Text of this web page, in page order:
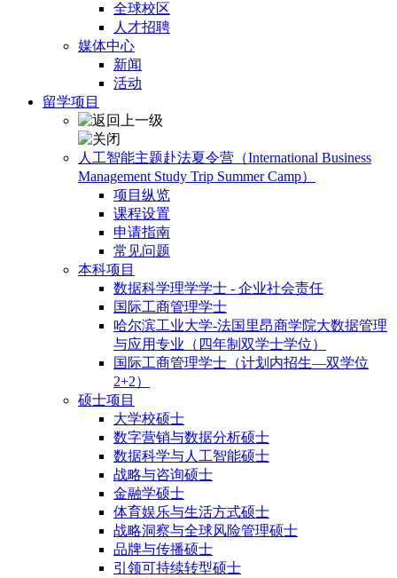
全球校区
人才招聘
媒体中心
新闻
活动
留学项目
人工智能主题赴法夏令营（International Business
Management Study Trip Summer Camp）
项目纵览
课程设置
申请指南
常见问题
本科项目
数据科学理学学士 - 企业社会责任
国际工商管理学士
哈尔滨工业大学-法国里昂商学院大数据管理
与应用专业（四年制双学士学位）
国际工商管理学士（计划内招生—双学位
2+2）
硕士项目
大学校硕士
数字营销与数据分析硕士
数据科学与人工智能硕士
战略与咨询硕士
金融学硕士
体育娱乐与生活方式硕士
战略洞察与全球风险管理硕士
品牌与传播硕士
引领可持续转型硕士